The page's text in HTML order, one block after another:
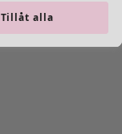
Tillåt alla